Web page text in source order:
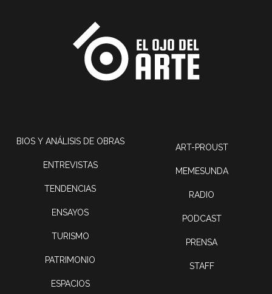
BIOS Y ANÁLISIS DE OBRAS
ENTREVISTAS
TENDENCIAS
ENSAYOS
TURISMO
PATRIMONIO
ESPACIOS
ART-PROUST
MEMESUNDA
RADIO
PODCAST
PRENSA
STAFF